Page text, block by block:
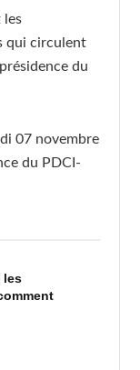
les
qui circulent
du
07 novembre
du PDCI-
les